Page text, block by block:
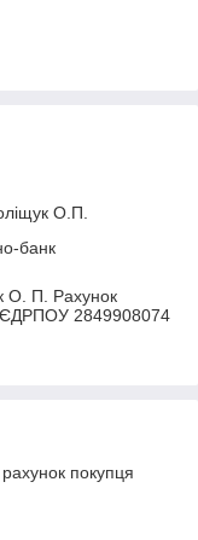
О.П.
банк
О. П. Рахунок
ЄДРПОУ 2849908074
покупця